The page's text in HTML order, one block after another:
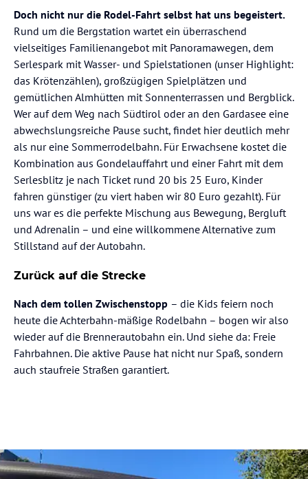
Doch nicht nur die Rodel-Fahrt selbst hat uns begeistert.
Rund um die Bergstation wartet ein überraschend
vielseitiges Familienangebot mit Panoramawegen, dem
Serlespark mit Wasser- und Spielstationen (unser Highlight:
das Krötenzählen), großzügigen Spielplätzen und
gemütlichen Almhütten mit Sonnenterrassen und Bergblick.
Wer auf dem Weg nach Südtirol oder an den Gardasee eine
abwechslungsreiche Pause sucht, findet hier deutlich mehr
als nur eine Sommerrodelbahn. Für Erwachsene kostet die
Kombination aus Gondelauffahrt und einer Fahrt mit dem
Serlesblitz je nach Ticket rund 20 bis 25 Euro, Kinder
fahren günstiger (zu viert haben wir 80 Euro gezahlt). Für
uns war es die perfekte Mischung aus Bewegung, Bergluft
und Adrenalin – und eine willkommene Alternative zum
Stillstand auf der Autobahn.
Zurück auf die Strecke
Nach dem tollen Zwischenstopp – die Kids feiern noch
heute die Achterbahn-mäßige Rodelbahn – bogen wir also
wieder auf die Brennerautobahn ein. Und siehe da: Freie
Fahrbahnen. Die aktive Pause hat nicht nur Spaß, sondern
auch staufreie Straßen garantiert.